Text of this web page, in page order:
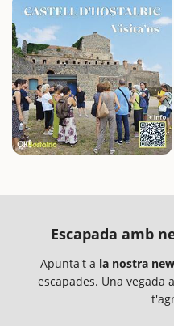
Escapada amb
Apunta't a la nostra
escapades. Una vegada